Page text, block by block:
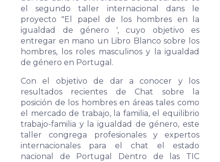
el segundo taller internacional dans le
proyecto "El papel de los hombres en la
igualdad de género ', cuyo objetivo es
entregar en mano un Libro Blanco sobre los
hombres, los roles masculinos y la igualdad
de género en Portugal.
Con el objetivo de dar a conocer y los
resultados recientes de Chat sobre la
posición de los hombres en áreas tales como
el mercado de trabajo, la familia, el equilibrio
trabajo-familia y la igualdad de género, este
taller congrega profesionales y expertos
internacionales para el chat el estado
nacional de Portugal Dentro de las TIC